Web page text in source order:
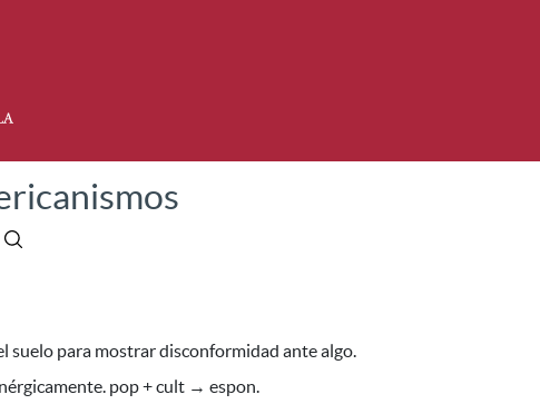
suelo para mostrar disconformidad ante algo.
pop + cult → espon.